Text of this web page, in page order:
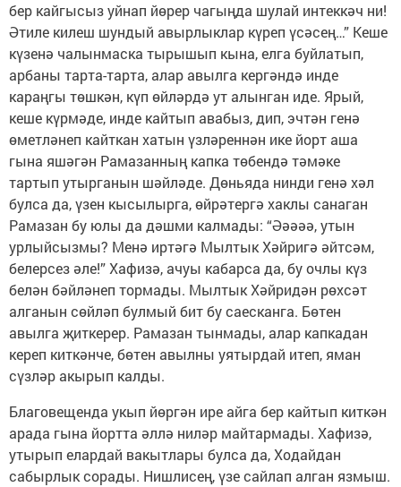
бер кайгысыз уйнап йөрер чагыңда шулай интеккәч ни!
Әтиле килеш шундый авырлыклар күреп үсәсең…” Кеше
күзенә чалынмаска тырышып кына, елга буйлатып,
арбаны тарта-тарта, алар авылга кергәндә инде
караңгы төшкән, күп өйләрдә ут алынган иде. Ярый,
кеше күрмәде, инде кайтып авабыз, дип, эчтән генә
өметләнеп кайткан хатын үзләреннән ике йорт аша
гына яшәгән Рамазанның капка төбендә тәмәке
тартып утырганын шәйләде. Дөньяда нинди генә хәл
булса да, үзен кысылырга, өйрәтергә хаклы санаган
Рамазан бу юлы да дәшми калмады: “Әәәәә, утын
урлыйсызмы? Менә иртәгә Мылтык Хәйригә әйтсәм,
белерсез әле!” Хафизә, ачуы кабарса да, бу очлы күз
белән бәйләнеп тормады. Мылтык Хәйридән рөхсәт
алганын сөйләп булмый бит бу саесканга. Бөтен
авылга җиткерер. Рамазан тынмады, алар капкадан
кереп киткәнче, бөтен авылны уятырдай итеп, яман
сүзләр акырып калды.
Благовещенда укып йөргән ире айга бер кайтып киткән
арада гына йортта әллә ниләр майтармады. Хафизә,
утырып елардай вакытлары булса да, Ходайдан
сабырлык сорады. Нишлисең, үзе сайлап алган язмыш.